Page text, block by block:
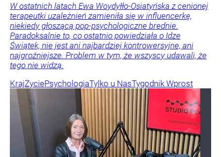
W ostatnich latach Ewa Woydyłło-Osiatyńska z cenionej
terapeutki uzależnień zamieniła się w influencerkę,
niekiedy głoszącą pop-psychologiczne brednie.
Paradoksalnie to, co ostatnio powiedziała o Idze
Świątek, nie jest ani najbardziej kontrowersyjne, ani
najgroźniejsze. Problem w tym, że wszyscy udawali, że
tego nie widzą.
KrajŻyciePsychologiaTylko u NasTygodnik Wprost